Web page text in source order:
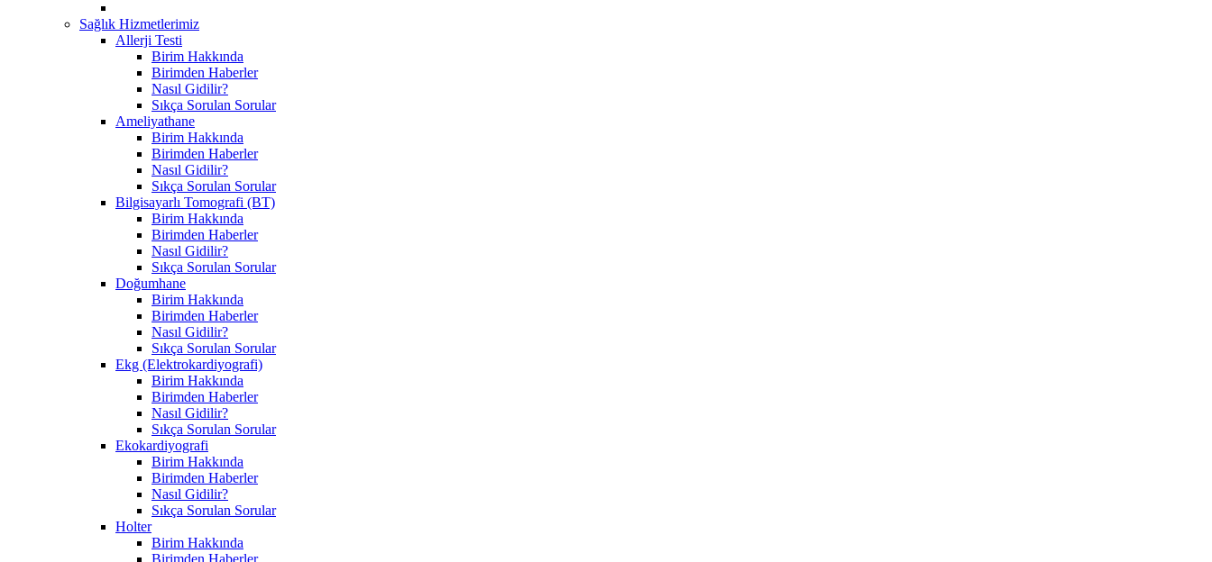
Sağlık Hizmetlerimiz
Allerji Testi
Birim Hakkında
Birimden Haberler
Nasıl Gidilir?
Sıkça Sorulan Sorular
Ameliyathane
Birim Hakkında
Birimden Haberler
Nasıl Gidilir?
Sıkça Sorulan Sorular
Bilgisayarlı Tomografi (BT)
Birim Hakkında
Birimden Haberler
Nasıl Gidilir?
Sıkça Sorulan Sorular
Doğumhane
Birim Hakkında
Birimden Haberler
Nasıl Gidilir?
Sıkça Sorulan Sorular
Ekg (Elektrokardiyografi)
Birim Hakkında
Birimden Haberler
Nasıl Gidilir?
Sıkça Sorulan Sorular
Ekokardiyografi
Birim Hakkında
Birimden Haberler
Nasıl Gidilir?
Sıkça Sorulan Sorular
Holter
Birim Hakkında
Birimden Haberler